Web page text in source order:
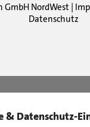
GmbH NordWest |
Datenschutz
Bewertungen auf
& Datenschutz-